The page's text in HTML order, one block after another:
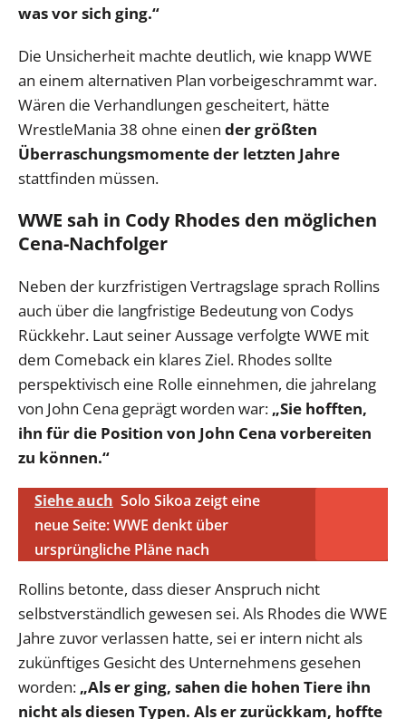
was vor sich ging.“
Die Unsicherheit machte deutlich, wie knapp WWE
an einem alternativen Plan vorbeigeschrammt war.
Wären die Verhandlungen gescheitert, hätte
WrestleMania 38 ohne einen der größten
Überraschungsmomente der letzten Jahre
stattfinden müssen.
WWE sah in Cody Rhodes den möglichen
Cena-Nachfolger
Neben der kurzfristigen Vertragslage sprach Rollins
auch über die langfristige Bedeutung von Codys
Rückkehr. Laut seiner Aussage verfolgte WWE mit
dem Comeback ein klares Ziel. Rhodes sollte
perspektivisch eine Rolle einnehmen, die jahrelang
von John Cena geprägt worden war: „Sie hofften,
ihn für die Position von John Cena vorbereiten
zu können.“
Siehe auch Solo Sikoa zeigt eine
neue Seite: WWE denkt über
ursprüngliche Pläne nach
Rollins betonte, dass dieser Anspruch nicht
selbstverständlich gewesen sei. Als Rhodes die WWE
Jahre zuvor verlassen hatte, sei er intern nicht als
zukünftiges Gesicht des Unternehmens gesehen
worden: „Als er ging, sahen die hohen Tiere ihn
nicht als diesen Typen. Als er zurückkam, hoffte